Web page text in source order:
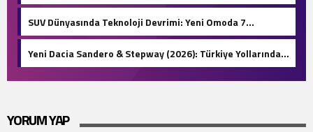
SUV Dünyasında Teknoloji Devrimi: Yeni Omoda 7
Türkiye’de!
Yeni Dacia Sandero & Stepway (2026): Türkiye Yollarında
1.500 KM Menzil ve Otomatik LPG Devri!
YORUM YAP